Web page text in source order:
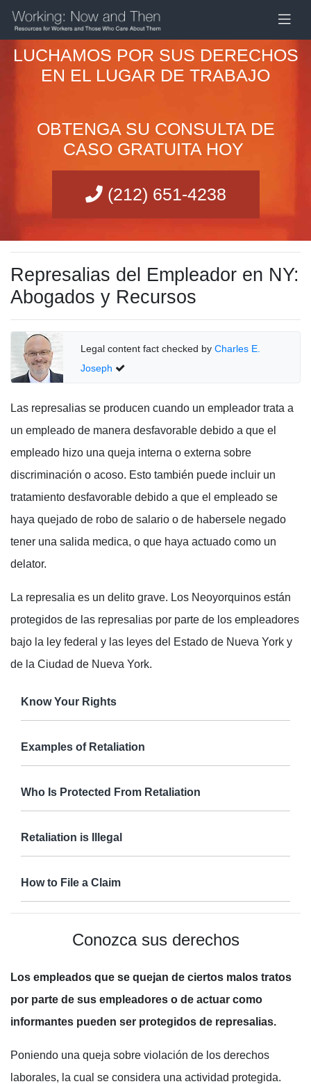
LUCHAMOS POR SUS DERECHOS
EN EL LUGAR DE TRABAJO
OBTENGA SU CONSULTA DE
CASO GRATUITA HOY
(212) 651-4238
Represalias del Empleador en NY:
Abogados y Recursos
Legal content fact checked by Charles E.
Joseph
Las represalias se producen cuando un empleador trata a
un empleado de manera desfavorable debido a que el
empleado hizo una queja interna o externa sobre
discriminación o acoso. Esto también puede incluir un
tratamiento desfavorable debido a que el empleado se
haya quejado de robo de salario o de habersele negado
tener una salida medica, o que haya actuado como un
delator.
La represalia es un delito grave. Los Neoyorquinos están
protegidos de las represalias por parte de los empleadores
bajo la ley federal y las leyes del Estado de Nueva York y
de la Ciudad de Nueva York.
Know Your Rights
Examples of Retaliation
Who Is Protected From Retaliation
Retaliation is Illegal
How to File a Claim
Conozca sus derechos
Los empleados que se quejan de ciertos malos tratos
por parte de sus empleadores o de actuar como
informantes pueden ser protegidos de represalias.
Poniendo una queja sobre violación de los derechos
laborales, la cual se considera una actividad protegida.